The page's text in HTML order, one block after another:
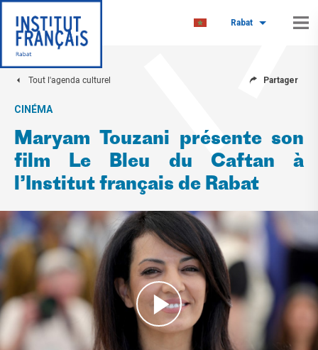
Rabat
Tout l'agenda culturel Partager
CINÉMA
Maryam Touzani présente son
film Le Bleu du Caftan à
l’Institut français de Rabat